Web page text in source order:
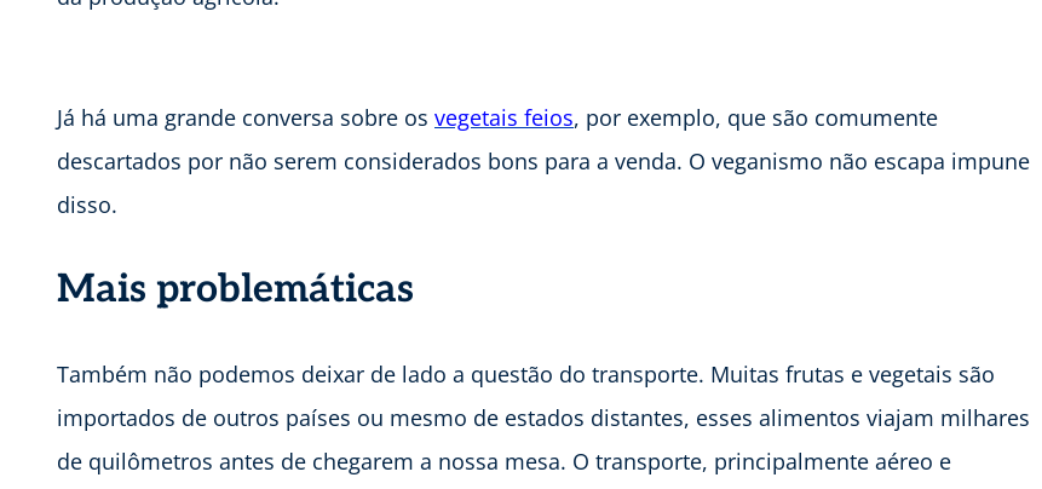
Já há uma grande conversa sobre os vegetais feios, por exemplo, que são comumente
descartados por não serem considerados bons para a venda. O veganismo não escapa impune
disso.
Mais problemáticas
Também não podemos deixar de lado a questão do transporte. Muitas frutas e vegetais são
importados de outros países ou mesmo de estados distantes, esses alimentos viajam milhares
de quilômetros antes de chegarem a nossa mesa. O transporte, principalmente aéreo e